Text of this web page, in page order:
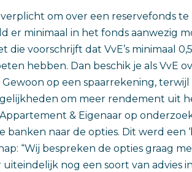
verplicht om over een reservefonds
er minimaal in het fonds aanwezig
die voorschrijft dat VvE’s minimaal
hebben. Dan beschik je als VvE
op een spaarrekening,
om meer rendement uit
& Eigenaar op
banken naar de opties. Dit werd een
“Wij bespreken de opties graag
nog een soort van advies